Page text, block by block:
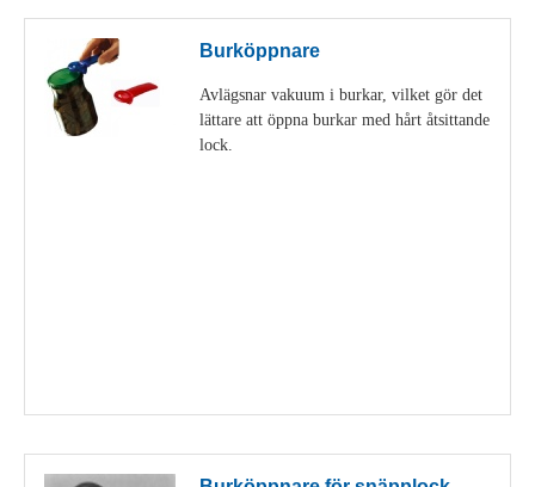
Burköppnare
Avlägsnar vakuum i burkar, vilket gör det
lättare att öppna burkar med hårt åtsittande
lock.